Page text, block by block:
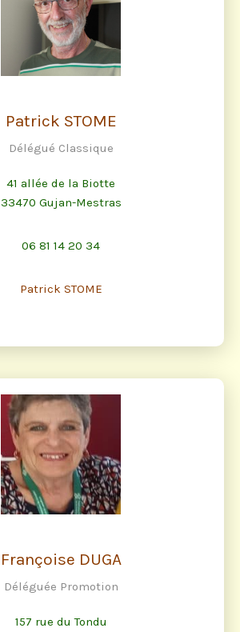
Patrick STOME
Délégué Classique
41 allée de la Biotte
33470 Gujan-Mestras
06 81 14 20 34
Patrick STOME
Françoise DUGA
Déléguée Promotion
157 rue du Tondu